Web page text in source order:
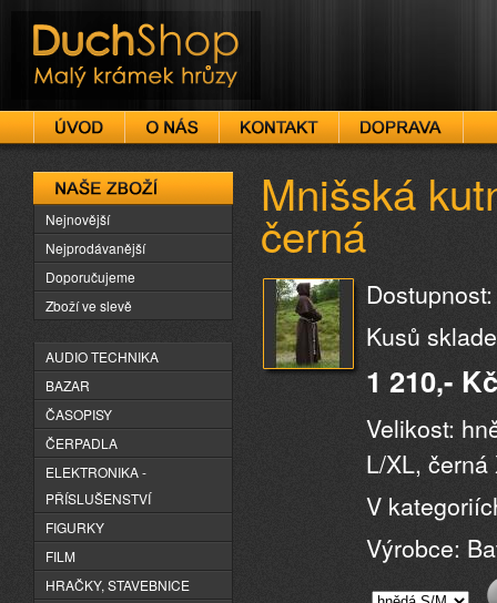
DuchShop
Mnišská
černá
Kusů
1 210,-
Velikost:
L/XL, černá
V
Výrobce:
Naše zboží
Nejnovější
Nejprodávanější
Doporučujeme
Zboží ve slevě
AUDIO TECHNIKA
BAZAR
ČASOPISY
ČERPADLA
ELEKTRONIKA -
PŘÍSLUŠENSTVÍ
FIGURKY
FILM
HRAČKY, STAVEBNICE